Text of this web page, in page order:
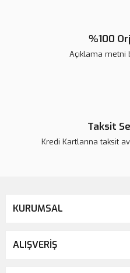
%100
Açıklama
Taksit
Kredi Kartlarına taksit
KURUMSAL
ALIŞVERİŞ